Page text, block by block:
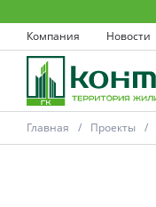
Компания Новости
Главная Проекты